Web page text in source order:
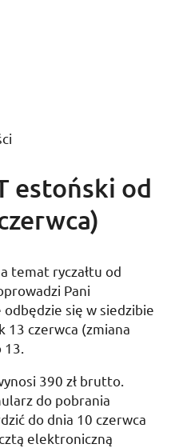
estoński od
temat ryczałtu od
Pani
odbędzie się w siedzibie
13 czerwca (zmiana
390zł brutto.
do pobrania
do dnia 10 czerwca
elektroniczną